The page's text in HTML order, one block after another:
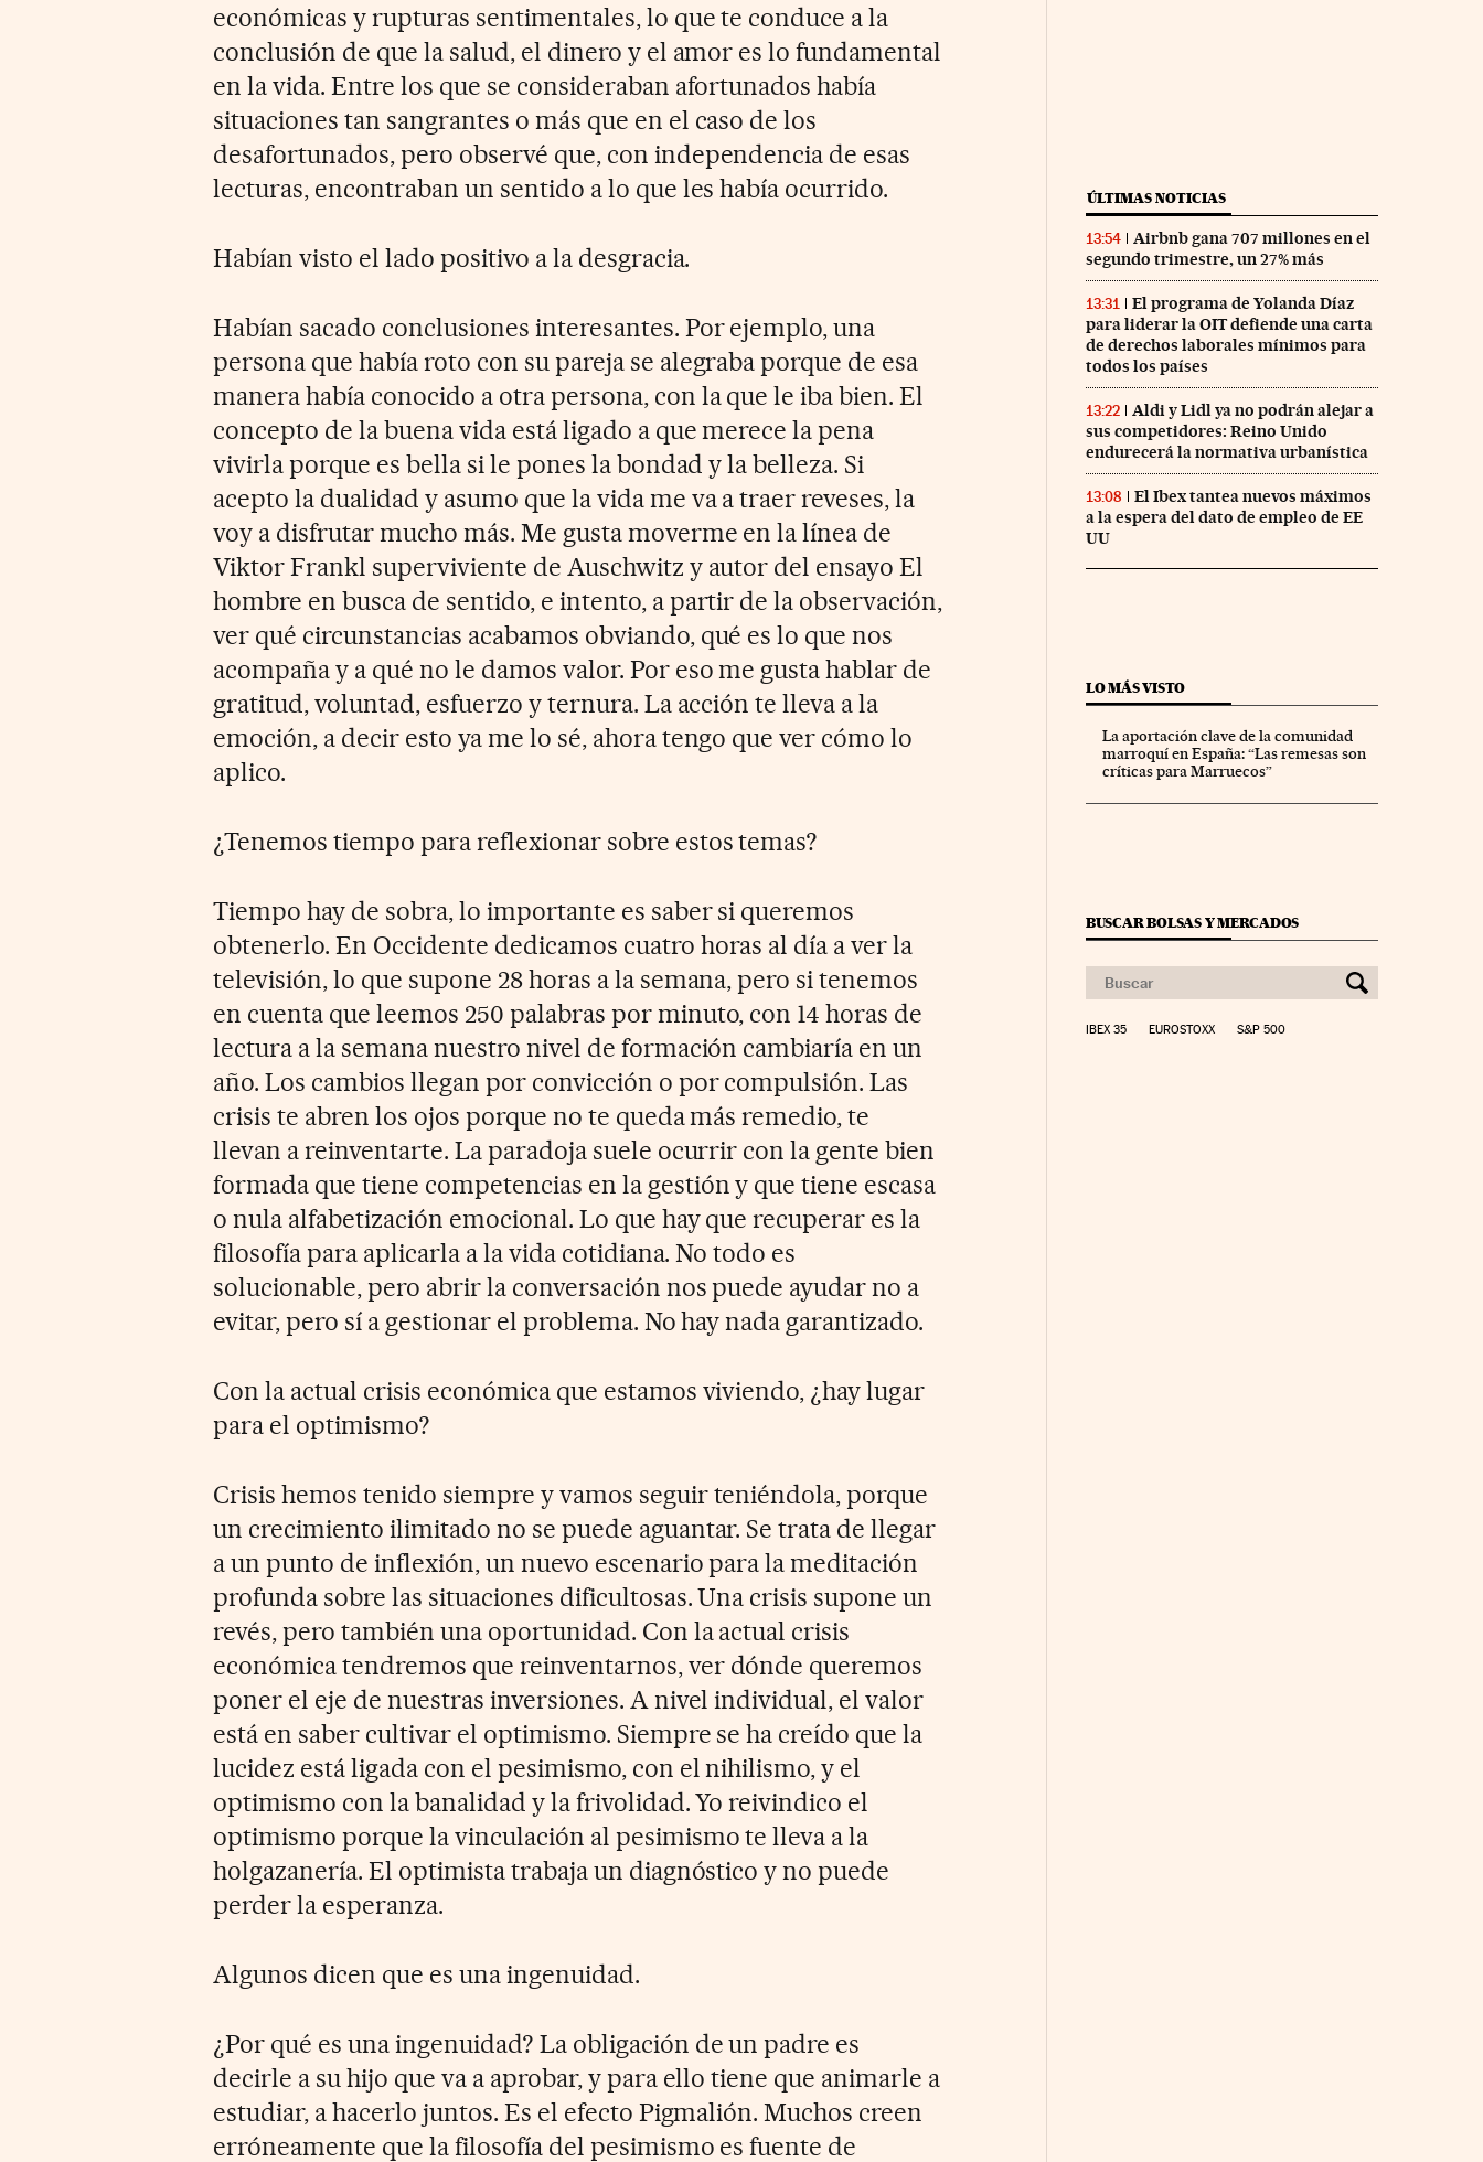
económicas y rupturas sentimentales, lo que te conduce a la
conclusión de que la salud, el dinero y el amor es lo fundamental
en la vida. Entre los que se consideraban afortunados había
situaciones tan sangrantes o más que en el caso de los
desafortunados, pero observé que, con independencia de esas
lecturas, encontraban un sentido a lo que les había ocurrido.
Habían visto el lado positivo a la desgracia.
Habían sacado conclusiones interesantes. Por ejemplo, una
persona que había roto con su pareja se alegraba porque de esa
manera había conocido a otra persona, con la que le iba bien. El
concepto de la buena vida está ligado a que merece la pena
vivirla porque es bella si le pones la bondad y la belleza. Si
acepto la dualidad y asumo que la vida me va a traer reveses, la
voy a disfrutar mucho más. Me gusta moverme en la línea de
Viktor Frankl superviviente de Auschwitz y autor del ensayo El
hombre en busca de sentido, e intento, a partir de la observación,
ver qué circunstancias acabamos obviando, qué es lo que nos
acompaña y a qué no le damos valor. Por eso me gusta hablar de
gratitud, voluntad, esfuerzo y ternura. La acción te lleva a la
emoción, a decir esto ya me lo sé, ahora tengo que ver cómo lo
aplico.
¿Tenemos tiempo para reflexionar sobre estos temas?
Tiempo hay de sobra, lo importante es saber si queremos
obtenerlo. En Occidente dedicamos cuatro horas al día a ver la
televisión, lo que supone 28 horas a la semana, pero si tenemos
en cuenta que leemos 250 palabras por minuto, con 14 horas de
lectura a la semana nuestro nivel de formación cambiaría en un
año. Los cambios llegan por convicción o por compulsión. Las
crisis te abren los ojos porque no te queda más remedio, te
llevan a reinventarte. La paradoja suele ocurrir con la gente bien
formada que tiene competencias en la gestión y que tiene escasa
o nula alfabetización emocional. Lo que hay que recuperar es la
filosofía para aplicarla a la vida cotidiana. No todo es
solucionable, pero abrir la conversación nos puede ayudar no a
evitar, pero sí a gestionar el problema. No hay nada garantizado.
Con la actual crisis económica que estamos viviendo, ¿hay lugar
para el optimismo?
Crisis hemos tenido siempre y vamos seguir teniéndola, porque
un crecimiento ilimitado no se puede aguantar. Se trata de llegar
a un punto de inflexión, un nuevo escenario para la meditación
profunda sobre las situaciones dificultosas. Una crisis supone un
revés, pero también una oportunidad. Con la actual crisis
económica tendremos que reinventarnos, ver dónde queremos
poner el eje de nuestras inversiones. A nivel individual, el valor
está en saber cultivar el optimismo. Siempre se ha creído que la
lucidez está ligada con el pesimismo, con el nihilismo, y el
optimismo con la banalidad y la frivolidad. Yo reivindico el
optimismo porque la vinculación al pesimismo te lleva a la
holgazanería. El optimista trabaja un diagnóstico y no puede
perder la esperanza.
Algunos dicen que es una ingenuidad.
¿Por qué es una ingenuidad? La obligación de un padre es
decirle a su hijo que va a aprobar, y para ello tiene que animarle a
estudiar, a hacerlo juntos. Es el efecto Pigmalión. Muchos creen
erróneamente que la filosofía del pesimismo es fuente de
ÚLTIMAS NOTICIAS
13:54
Airbnb gana 707 millones en el
segundo trimestre, un 27% más
13:31
El programa de Yolanda Díaz
para liderar la OIT defiende una carta
de derechos laborales mínimos para
todos los países
13:22
Aldi y Lidl ya no podrán alejar a
sus competidores: Reino Unido
endurecerá la normativa urbanística
13:08
El Ibex tantea nuevos máximos
a la espera del dato de empleo de EE
UU
LO MÁS VISTO
La aportación clave de la comunidad
marroquí en España: “Las remesas son
críticas para Marruecos”
BUSCAR BOLSAS Y MERCADOS
IBEX 35 EUROSTOXX S&P 500